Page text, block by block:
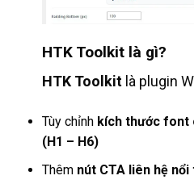
HTK Toolkit là gì?
HTK Toolkitlà plugin
Tùy chỉnh kích thước font
(H1 – H6)
Thêm nút CTA liên hệ